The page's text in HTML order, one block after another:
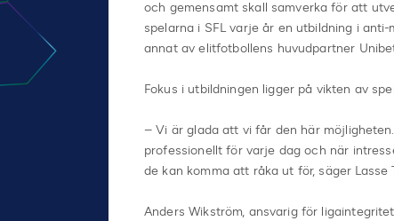
och gemensamt skall samverka för att
spelarna i SFL varje år en utbildning i
annat av elitfotbollens huvudpartner
Fokus i utbildningen ligger på vikten av
– Vi är glada att vi får den här
professionellt för varje dag och när
de kan komma att råka ut för, säger Lasse
Anders Wikström, ansvarig för